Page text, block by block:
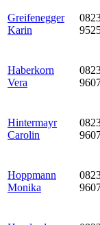
Greifenegger
Karin
Haberkorn
Vera
Hintermayr
Carolin
Hoppmann
Monika